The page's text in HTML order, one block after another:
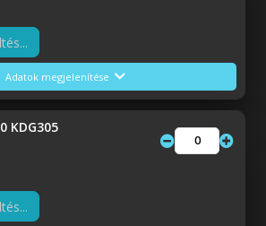
Adatok megjelenítése
KDG305